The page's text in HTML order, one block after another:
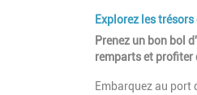
Explorez les
Prenez un bon bol
remparts et profiter
Embarquez au port